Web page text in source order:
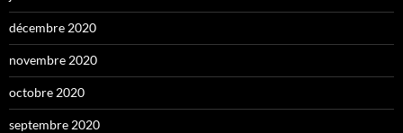
décembre 2020
novembre 2020
octobre 2020
septembre 2020